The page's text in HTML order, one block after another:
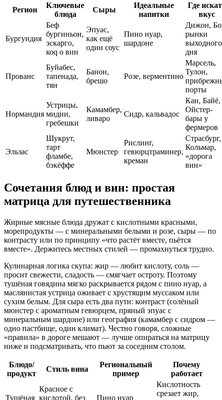
Регион
Ключевые
блюда
Сыры
Идеальные
напитки
Где
вкус
Бургундия
Беф
бургиньон,
эскарго,
коq о вин
Эпуас,
как ещё
один соус
Пино нуар,
шардоне
Дижон,
рынки
выходного
дня
Прованс
Буйабес,
тапенада,
тян
Банон,
брешо
Розе, верментино
Марсель,
Тулон,
порты
Нормандия
Устрицы,
мидии,
гребешки
Камамбер,
ливаро
Сидр, кальвадос
Кан, Байё,
Ойстер-
бары у
фермеров
Эльзас
Шукрут,
тарт
фламбе,
бэкёффе
Мюнстер
Рислинг,
гевюрцтраминер,
креман
Страсбург,
Кольмар,
«дорога
вин»
Сочетания блюд и вин: простая
матрица для путешественника
Жирные мясные блюда дружат с кислотными красными,
морепродукты — с минеральными белыми и розе, сыры — по
контрасту или по принципу «что растёт вместе, пьётся
вместе». Держитесь местных стилей — промахнуться трудно.
Кулинарная логика скупа: жир — любит кислоту, соль —
просит свежести, сладость — смягчает остроту. Поэтому
тушёная говядина мягко раскрывается рядом с пино нуар, а
маслянистая устрица оживает с хрустящим муссаком или
сухим белым. Для сыра есть два пути: контраст (солёный
мюнстер с ароматным гевюрцем, пряный эпуас с
минеральным шардоне) или география (камамбер с сидром —
одно пастбище, один климат). Честно говоря, сложные
«правила» в дороге мешают — лучше опираться на матрицу
ниже и подсматривать, что пьют за соседним столом.
Блюдо/
продукт
Стиль вина
Региональный
пример
Почему
работает
Тушёная
Красное с
кислотой, без
Пино нуар
Кислотность
срезает жир,